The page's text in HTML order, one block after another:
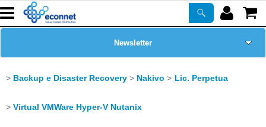
Chi siamo
Newsletter
Backup e Disaster Recovery Nakivo Lic. Perpetua
Virtual VMWare Hyper-V Nutanix